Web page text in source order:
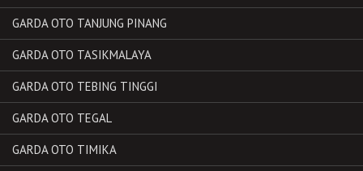
GARDA OTO TANJUNG PINANG
GARDA OTO TASIKMALAYA
GARDA OTO TEBING TINGGI
GARDA OTO TEGAL
GARDA OTO TIMIKA